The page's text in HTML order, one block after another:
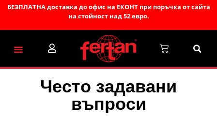
БЕЗПЛАТНА доставка до офис на ЕКОНТ при поръчка от сайта
на стойност над 52 евро.
Често задавани
въпроси